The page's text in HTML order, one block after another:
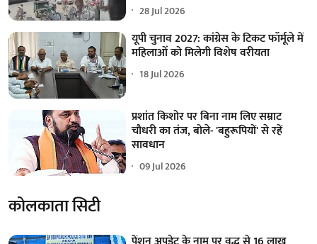
28 Jul 2026
यूपी चुनाव 2027: कांग्रेस के टिकट फॉर्मूले में
महिलाओं को मिलेगी विशेष वरीयता
18 Jul 2026
प्रशांत किशोर पर बिना नाम लिए सम्राट
चौधरी का तंज, बोले- 'बहुरूपियों' से रहें
सावधान
09 Jul 2026
कोलकाता सिटी